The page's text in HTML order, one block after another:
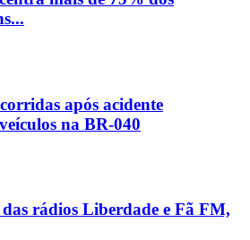
após acidente
na BR-040
rádios Liberdade e Fã FM,